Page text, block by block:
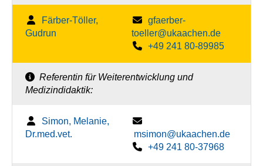
Färber-Töller,
Gudrun
gfaerber-
toeller@ukaachen.de
+49 241 80-89985
Referentin für Weiterentwicklung und
Medizindidaktik:
Simon, Melanie,
Dr.med.vet.
msimon@ukaachen.de
+49 241 80-37968